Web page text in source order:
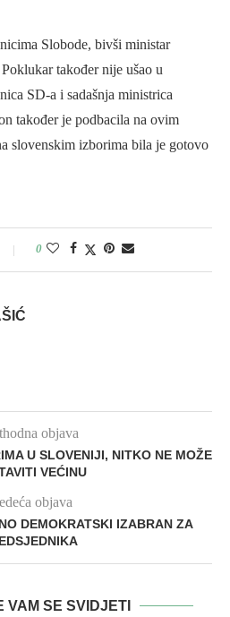
Slobode, bivši ministar
također nije ušao u
SD-a i sadašnja ministrica
također je podbacila na ovim
slovenskim izborima bila je gotovo
0
objava
U SLOVENIJI, NITKO NE MOŽE
VEĆINU
objava
DEMOKRATSKI IZABRAN ZA
VAM SE SVIDJETI